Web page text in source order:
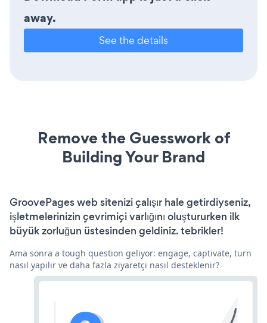
away.
See the details
Remove the Guesswork of
Building Your Brand
GroovePages web sitenizi çalışır hale getirdiyseniz,
işletmelerinizin çevrimiçi varlığını oluştururken ilk
büyük zorluğun üstesinden geldiniz. tebrikler!
Ama sonra a tough question geliyor: engage, captivate, turn
nasıl yapılır ve daha fazla ziyaretçi nasıl desteklenir?